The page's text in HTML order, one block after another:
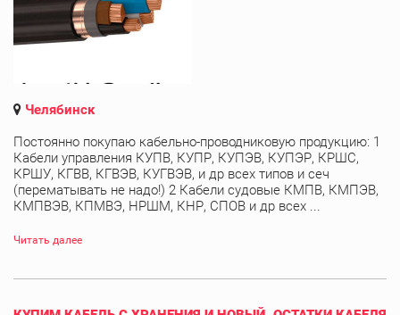
Челябинск
Постоянно покупаю кабельно-проводниковую продукцию: 1
Кабели управления КУПВ, КУПР, КУПЭВ, КУПЭР, КРШС,
КРШУ, КГВВ, КГВЭВ, КУГВЭВ, и др всех типов и сеч
(перематывать не надо!) 2 Кабели судовые КМПВ, КМПЭВ,
КМПВЭВ, КПМВЭ, НРШМ, КНР, СПОВ и др всех ...
Читать далее